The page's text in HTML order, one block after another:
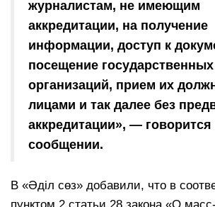
журналистам, не имеющим
аккредитации, на получение
информации, доступ к
посещение
организаций, прием их
лицами и так далее без
аккредитации», — говорится
сообщении.
В «Әділ сөз» добавили, что в
пунктом 2 статьи 28 закона «О